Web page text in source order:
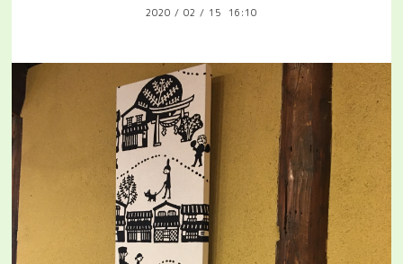
2020 / 02 / 15 16:10